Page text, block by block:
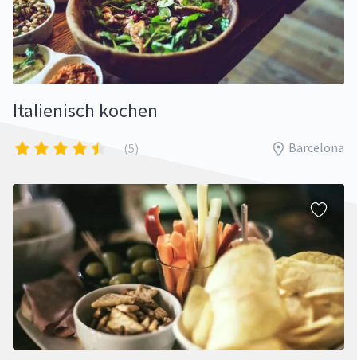
Italienisch kochen
(5) Barcelona